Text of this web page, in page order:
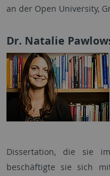
an der Open University,
Dr. Natalie
Dissertation, die sie
beschäftigte sie sich